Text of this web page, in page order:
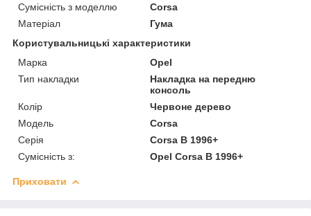
Сумісність з моделлю
Corsa
Матеріал
Гума
Користувальницькі характеристики
Марка
Opel
Тип накладки
Накладка на передню
консоль
Колір
Червоне дерево
Модель
Corsa
Серія
Corsa B 1996+
Сумісність з:
Opel Corsa B 1996+
Приховати